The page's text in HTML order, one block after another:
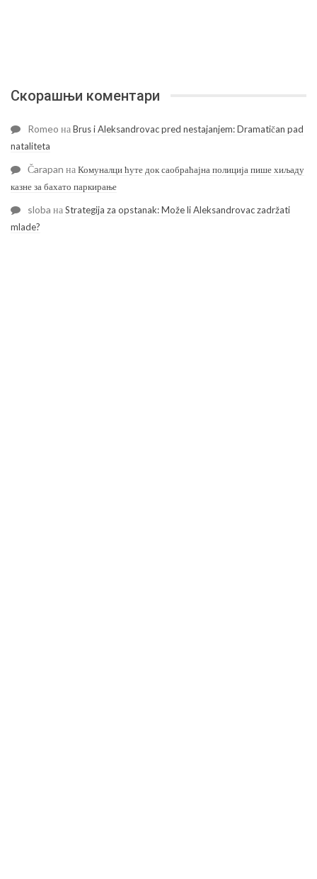
Скорашњи коментари
Romeo наBrus i Aleksandrovac pred nestajanjem: Dramatičan pad
nataliteta
Čarapan наКомуналци ћуте док саобраћајна полиција пише хиљаду
казне за бахато паркирање
sloba наStrategija za opstanak: Može li Aleksandrovac zadržati
mlade?